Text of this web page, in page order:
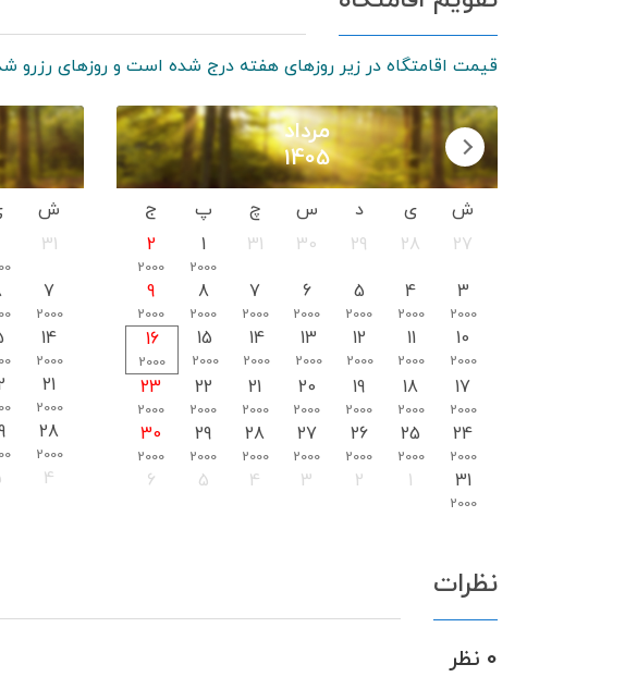
قیمت اقامتگاه در زیر روزهای هفته درج شده است و روزهای
مرداد
1405
ش ی د س چ پ
ج
27
28
29
30
31
1
2000
2
2000
3
2000
4
2000
5
2000
6
2000
7
2000
8
2000
9
2000
10
2000
11
2000
12
2000
13
2000
14
2000
15
2000
16
2000
17
2000
18
2000
19
2000
20
2000
21
2000
22
2000
23
2000
24
2000
25
2000
26
2000
27
2000
28
2000
29
2000
30
2000
31
2000
1
2
3
4
5
6
ش
31
7
2000
14
2000
21
2000
28
2000
4
نظرات
0 نظر